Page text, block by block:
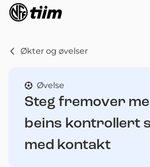
Økter og øvelser
Øvelse
Steg fremover
beins kontrollert
med kontakt